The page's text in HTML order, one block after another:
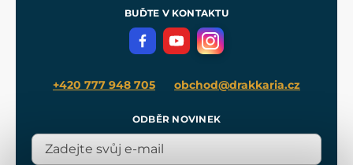
Meče pro Kingdom Come
BUĎTE V KONTAKTU
+420 777 948 705 obchod@drakkaria.cz
ODBĚR NOVINEK